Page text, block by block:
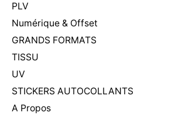
PLV
Numérique & Offset
GRANDS FORMATS
TISSU
UV
STICKERS AUTOCOLLANTS
A Propos